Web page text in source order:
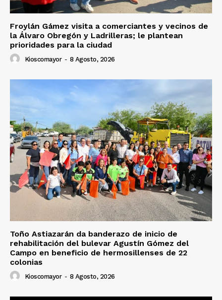
Froylán Gámez visita a comerciantes y vecinos de
la Álvaro Obregón y Ladrilleras; le plantean
prioridades para la ciudad
Kioscomayor - 8 Agosto, 2026
Toño Astiazarán da banderazo de inicio de
rehabilitación del bulevar Agustín Gómez del
Campo en beneficio de hermosillenses de 22
colonias
Kioscomayor - 8 Agosto, 2026